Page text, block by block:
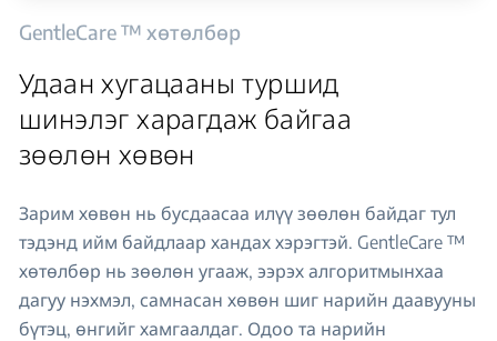
GentleCare ™ хөтөлбөр
Удаан хугацааны туршид
шинэлэг харагдаж байгаа
зөөлөн хөвөн
Зарим хөвөн нь бусдаасаа илүү зөөлөн байдаг тул
тэдэнд ийм байдлаар хандах хэрэгтэй. GentleCare ™
хөтөлбөр нь зөөлөн угааж, ээрэх алгоритмынхаа
дагуу нэхмэл, самнасан хөвөн шиг нарийн даавууны
бүтэц, өнгийг хамгаалдаг. Одоо та нарийн